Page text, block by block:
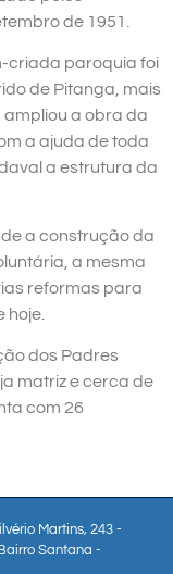
de 1951.
criada paroquia foi
de Pitanga, mais
ampliou a obra da
a ajuda de toda
a estrutura da
a construção da
a mesma
reformas para
hoje.
dos Padres
matriz e cerca de
com 26
Martins, 243 -
Santana -